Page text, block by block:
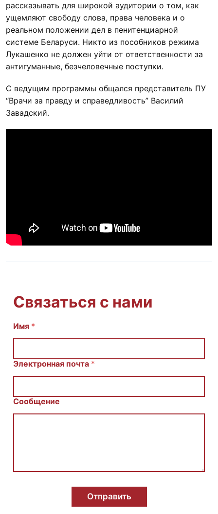
рассказывать для широкой аудитории о том, как
ущемляют свободу слова, права человека и о
реальном положении дел в пенитенциарной
системе Беларуси. Никто из пособников режима
Лукашенко не должен уйти от ответственности за
антигуманные, безчеловечные поступки.
С ведущим программы общался представитель ПУ
“Врачи за правду и справедливость” Василий
Завадский.
Связаться с нами
Имя *
С
щ
е
l
Электронная почта *
Сообщение
Отправить